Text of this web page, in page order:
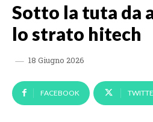
Sotto la tuta da
lo strato hitech
18 Giugno 2026
FACEBOOK